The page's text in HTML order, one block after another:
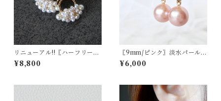
リニューアル!!〖ハーフリー
ス/Sサイズ〗淡水パールピア
ス/イヤリング14kgf【1942】
¥8,800
〖9mm/ピンク〗淡水パールピ
アス/イヤリング14kgf【190
1】
¥6,000